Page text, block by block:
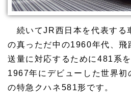
続いてJR西日本を代表する
の真っただ中の1960年代、飛
送量に対応するために481系
1967年にデビューした世界初
の特急クハネ581形です。